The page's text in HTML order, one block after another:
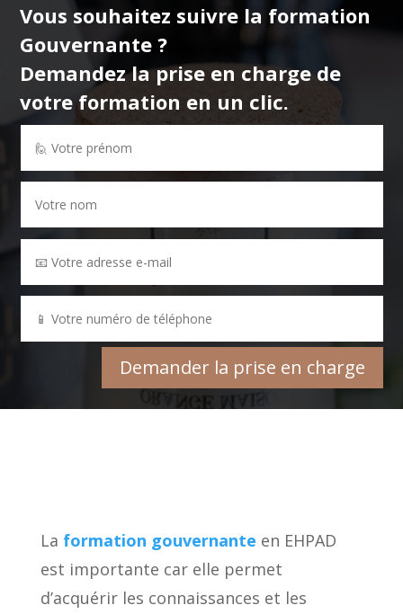
Vous souhaitez suivre la formation
Gouvernante ?
Demandez la prise en charge de
votre formation en un clic.
Demander la prise en charge
La formation gouvernante en EHPAD
est importante car elle permet
d’acquérir les connaissances et les